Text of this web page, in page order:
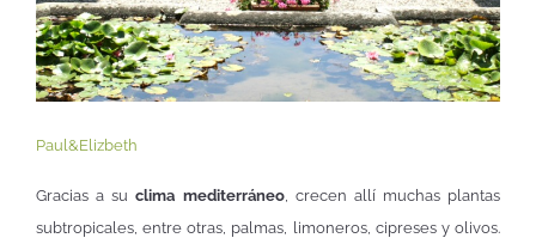
Paul&Elizbeth
Gracias a suclima mediterráneo, crecen allí muchas plantas
subtropicales, entre otras, palmas, limoneros, cipreses y olivos.